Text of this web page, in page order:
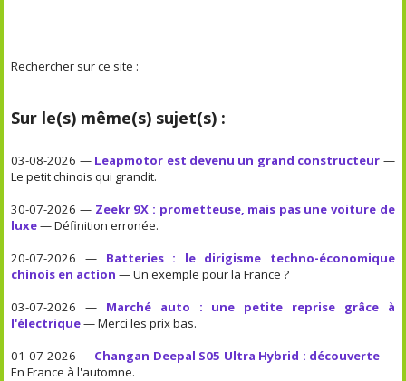
Rechercher sur ce site :
Sur le(s) même(s) sujet(s) :
03-08-2026 — Leapmotor est devenu un grand constructeur —
Le petit chinois qui grandit.
30-07-2026 — Zeekr 9X : prometteuse, mais pas une voiture de
luxe— Définition erronée.
20-07-2026 — Batteries : le dirigisme techno-économique
chinois en action — Un exemple pour la France ?
03-07-2026 — Marché auto : une petite reprise grâce à
l'électrique— Merci les prix bas.
01-07-2026 — Changan Deepal S05 Ultra Hybrid : découverte —
En France à l'automne.